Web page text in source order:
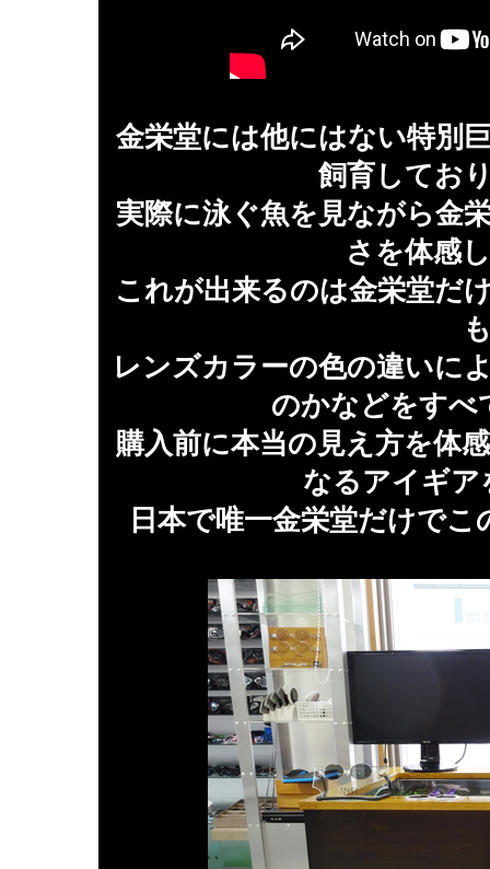
金栄堂には他にはない特別
飼育してお
実際に泳ぐ魚を見ながら金
さを体感
これが出来るのは金栄堂だ
レンズカラーの色の違いに
のかなどをすべ
購入前に本当の見え方を体
なるアイギア
日本で唯一金栄堂だけで